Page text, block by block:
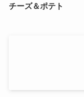
チーズ＆ポテト